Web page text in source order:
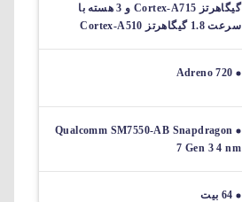
گیگاهرتز Cortex-A715 و 3 هسته با
سرعت 1.8 گیگاهرتز Cortex-A510
Adreno 720
Qualcomm SM7550-AB Snapdragon
7 Gen 3 4 nm
64 بیت